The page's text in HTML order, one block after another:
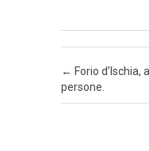
Post navigation
← Forio
persone.